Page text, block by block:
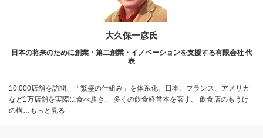
大久保一彦氏
日本の将来のために創業・第二創業・イノベーションを支援する有限会社 代
表
10,000店舗を訪問、「繁盛の仕組み」を体系化。日本、フランス、アメリカ
など1万店舗を実際に食べ歩き、 多くの飲食経営本を著す。 飲食店のもうけ
の構…もっと見る